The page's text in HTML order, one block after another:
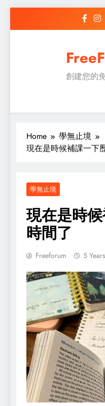
創建您的
Home
學無止境
現在是時候補課一下
學無止境
現在是時
時間了
Freeforum 5